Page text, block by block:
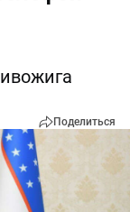
Поделиться